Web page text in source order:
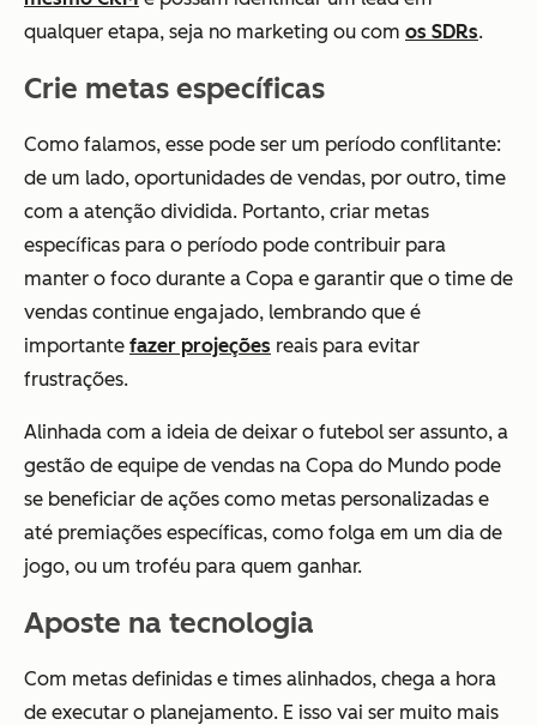
qualquer etapa, seja no marketing ou com os SDRs.
Crie metas específicas
Como falamos, esse pode ser um período conflitante:
de um lado, oportunidades de vendas, por outro, time
com a atenção dividida. Portanto, criar metas
específicas para o período pode contribuir para
manter o foco durante a Copa e garantir que o time de
vendas continue engajado, lembrando que é
importante fazer projeções reais para evitar
frustrações.
Alinhada com a ideia de deixar o futebol ser assunto, a
gestão de equipe de vendas na Copa do Mundo pode
se beneficiar de ações como metas personalizadas e
até premiações específicas, como folga em um dia de
jogo, ou um troféu para quem ganhar.
Aposte na tecnologia
Com metas definidas e times alinhados, chega a hora
de executar o planejamento. E isso vai ser muito mais